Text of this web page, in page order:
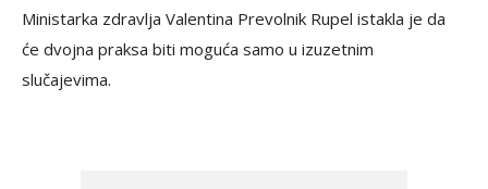
Ministarka zdravlja Valentina Prevolnik Rupel istakla je da
će dvojna praksa biti moguća samo u izuzetnim
slučajevima.